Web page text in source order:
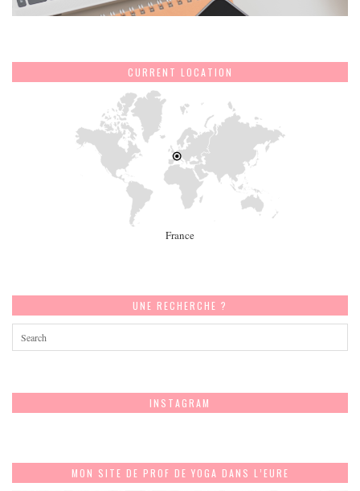
CURRENT LOCATION
France
UNE RECHERCHE ?
INSTAGRAM
MON SITE DE PROF DE YOGA DANS L’EURE